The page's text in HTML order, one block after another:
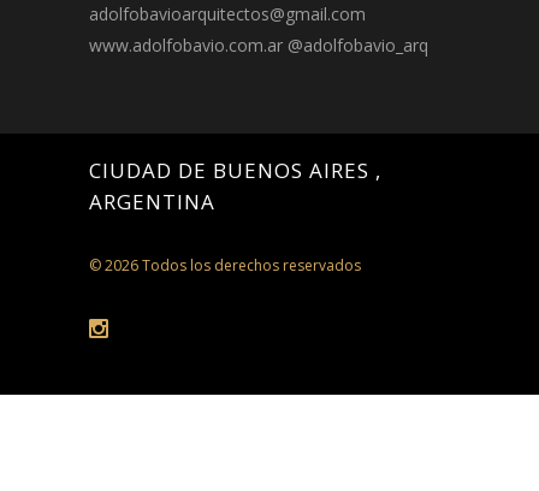
adolfobavioarquitectos@gmail.com
www.adolfobavio.com.ar @adolfobavio_arq
CIUDAD DE BUENOS AIRES ,
ARGENTINA
© 2026 Todos los derechos reservados